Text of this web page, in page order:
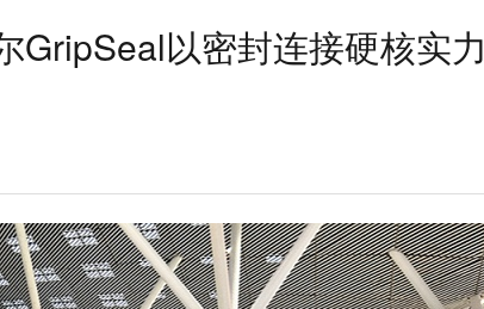
GripSeal以密封连接硬核实力